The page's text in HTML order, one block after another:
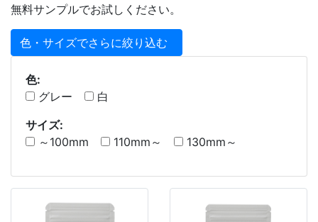
無料サンプルでお試しください。
色・サイズでさらに絞り込む
色:
グレー
白
サイズ:
～100mm
110mm～ 130mm～